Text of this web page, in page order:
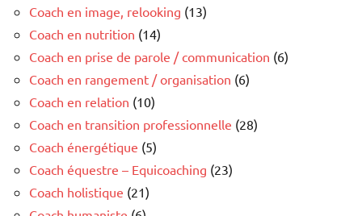
Coach en image, relooking (13)
Coach en nutrition (14)
Coach en prise de parole / communication (6)
Coach en rangement / organisation (6)
Coach en relation (10)
Coach en transition professionnelle (28)
Coach énergétique (5)
Coach équestre – Equicoaching (23)
Coach holistique (21)